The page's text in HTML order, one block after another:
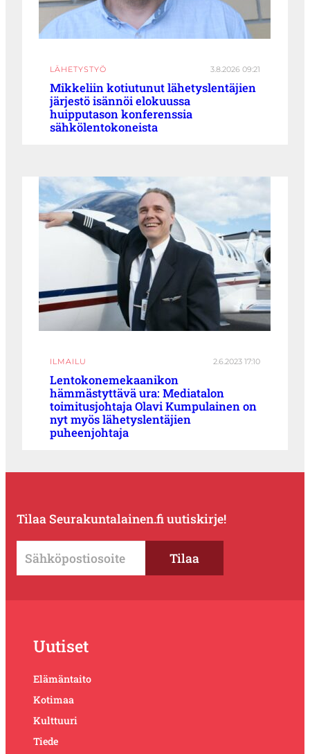
LÄHETYSTYÖ 3.8.2026 09:21
Mikkeliin kotiutunut lähetyslentäjien
järjestö isännöi elokuussa
huipputason konferenssia
sähkölentokoneista
ILMAILU 2.6.2023 17:10
Lentokonemekaanikon
hämmästyttävä ura: Mediatalon
toimitusjohtaja Olavi Kumpulainen on
nyt myös lähetyslentäjien
puheenjohtaja
Tilaa Seurakuntalainen.fi uutiskirje!
Uutiset
Elämäntaito
Kotimaa
Kulttuuri
Tiede